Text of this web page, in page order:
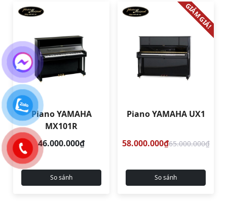
Piano YAMAHA
MX101R
46.000.000₫
So sánh
GIẢM GIÁ!
Piano YAMAHA UX1
58.000.000₫65.000.000₫
So sánh